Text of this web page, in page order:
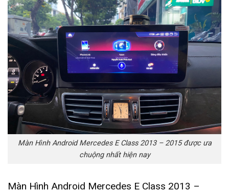
Màn Hình Android Mercedes E Class 2013 – 2015 được ưa
chuộng nhất hiện nay
Màn Hình Android Mercedes E Class 2013 –